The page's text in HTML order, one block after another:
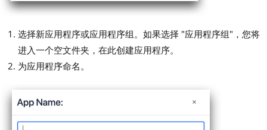
选择新应用程序或应用程序组。如果选择 "应用程序组"，您将
进入一个空文件夹，在此创建应用程序。
为应用程序命名。